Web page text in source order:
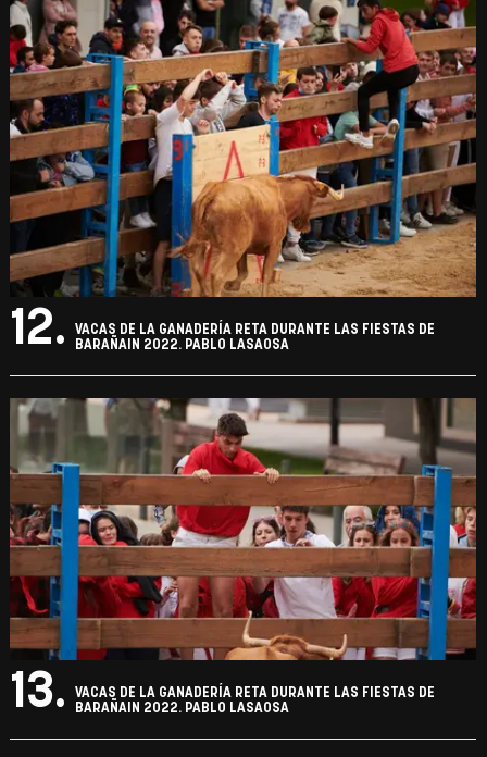
12.
VACAS DE LA GANADERÍA RETA DURANTE LAS FIESTAS DE
BARAÑAIN 2022. PABLO LASAOSA
13.
VACAS DE LA GANADERÍA RETA DURANTE LAS FIESTAS DE
BARAÑAIN 2022. PABLO LASAOSA